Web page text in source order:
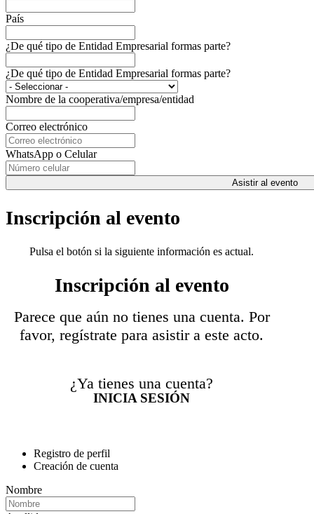
País
¿De qué tipo de Entidad Empresarial formas parte?
¿De qué tipo de Entidad Empresarial formas parte?
Nombre de la cooperativa/empresa/entidad
Correo electrónico
WhatsApp o Celular
Asistir al evento
Inscripción al evento
Pulsa el botón si la siguiente información es actual.
Inscripción al evento
Parece que aún no tienes una cuenta. Por
favor, regístrate para asistir a este acto.
¿Ya tienes una cuenta?
INICIA SESIÓN
Registro de perfil
Creación de cuenta
Nombre